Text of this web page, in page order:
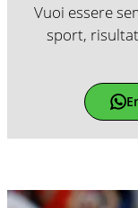
Vuoi essere
sport,